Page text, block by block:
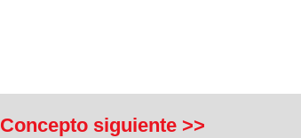
Concepto siguiente >>